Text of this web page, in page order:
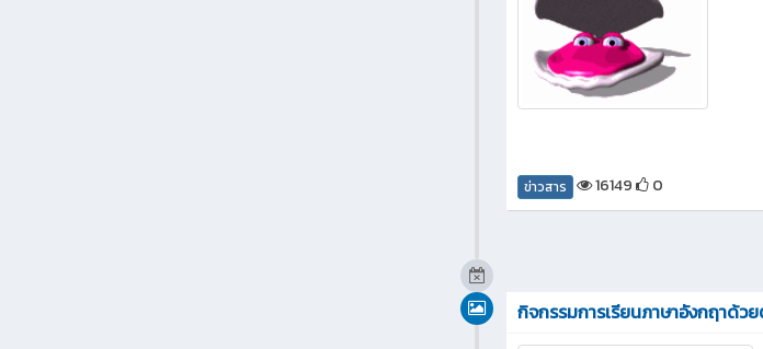
ข่าวสาร 16149 0
กิจกรรมการเรียนภาษาอังกฤาด้ว